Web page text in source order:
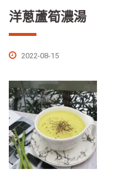
洋蔥蘆筍濃湯
2022-08-15